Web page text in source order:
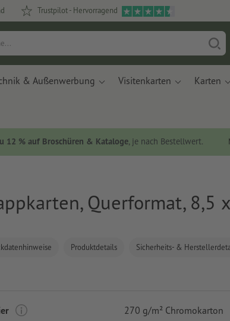
Trustpilot - Hervorragend
& Außenwerbung Visitenkarten Karten
12 % auf Broschüren & Kataloge, je nach Bestellwert.
Querformat, 8,5
Produktdetails Sicherheits- &
270 g/m² Chromokarton